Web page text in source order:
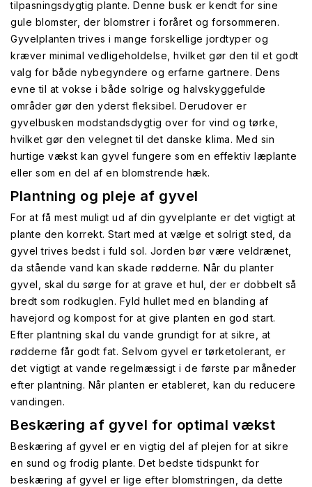
tilpasningsdygtig plante. Denne busk er kendt for sine
gule blomster, der blomstrer i foråret og forsommeren.
Gyvelplanten trives i mange forskellige jordtyper og
kræver minimal vedligeholdelse, hvilket gør den til et godt
valg for både nybegyndere og erfarne gartnere. Dens
evne til at vokse i både solrige og halvskyggefulde
områder gør den yderst fleksibel. Derudover er
gyvelbusken modstandsdygtig over for vind og tørke,
hvilket gør den velegnet til det danske klima. Med sin
hurtige vækst kan gyvel fungere som en effektiv læplante
eller som en del af en blomstrende hæk.
Plantning og pleje af gyvel
For at få mest muligt ud af din gyvelplante er det vigtigt at
plante den korrekt. Start med at vælge et solrigt sted, da
gyvel trives bedst i fuld sol. Jorden bør være veldrænet,
da stående vand kan skade rødderne. Når du planter
gyvel, skal du sørge for at grave et hul, der er dobbelt så
bredt som rodkuglen. Fyld hullet med en blanding af
havejord og kompost for at give planten en god start.
Efter plantning skal du vande grundigt for at sikre, at
rødderne får godt fat. Selvom gyvel er tørketolerant, er
det vigtigt at vande regelmæssigt i de første par måneder
efter plantning. Når planten er etableret, kan du reducere
vandingen.
Beskæring af gyvel for optimal vækst
Beskæring af gyvel er en vigtig del af plejen for at sikre
en sund og frodig plante. Det bedste tidspunkt for
beskæring af gyvel er lige efter blomstringen, da dette